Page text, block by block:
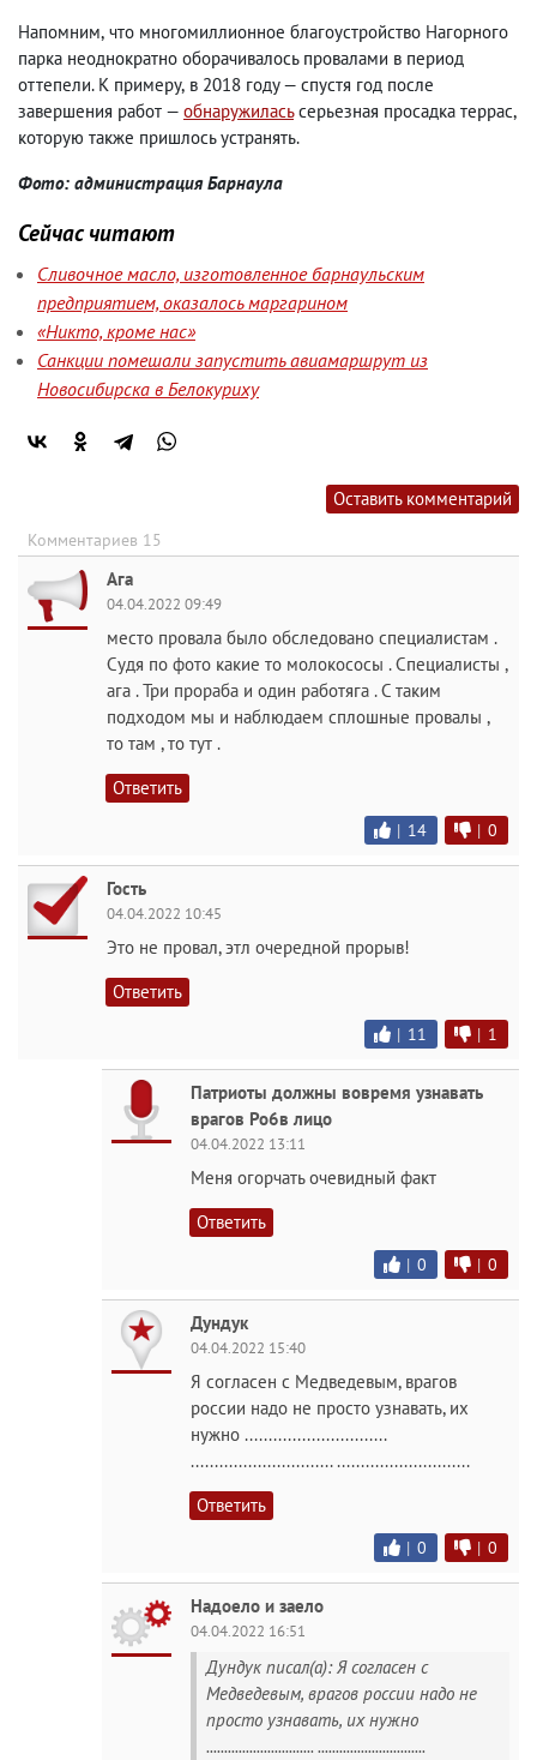
Напомним, что многомиллионное благоустройство Нагорного
парка неоднократно оборачивалось провалами в период
оттепели. К примеру, в 2018 году — спустя год после
завершения работ — обнаружиласьсерьезная просадка террас,
которую также пришлось устранять.
Фото: администрация Барнаула
Сейчас читают
Сливочное масло, изготовленное барнаульским
предприятием, оказалось маргарином
«Никто, кроме нас»
Санкции помешали запустить авиамаршрут из
Новосибирска в Белокуриху
Оставить комментарий
Комментариев 15
Ага
04.04.2022 09:49
место провала было обследовано специалистам .
Судя по фото какие то молокососы . Специалисты ,
ага . Три прораба и один работяга . С таким
подходом мы и наблюдаем сплошные провалы ,
то там , то тут .
Ответить
| 14 | 0
Гость
04.04.2022 10:45
Это не провал, этл очередной прорыв!
Ответить
| 11 | 1
Патриоты должны вовремя узнавать
врагов Ро6в лицо
04.04.2022 13:11
Меня огорчать очевидный факт
Ответить
| 0 | 0
Дундук
04.04.2022 15:40
Я согласен с Медведевым, врагов
россии надо не просто узнавать, их
нужно ..............................
.............................. ............................
Ответить
| 0 | 0
Надоело и заело
04.04.2022 16:51
Дундук писал(а): Я согласен с
Медведевым, врагов россии надо не
просто узнавать, их нужно
.............................. ..............................